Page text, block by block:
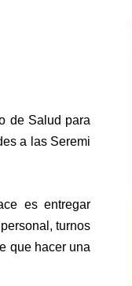
de Salud para
a las Seremi
es entregar
turnos
que hacer una